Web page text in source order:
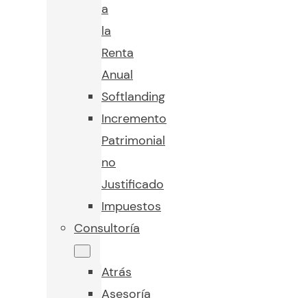
a
la
Renta
Anual
Softlanding
Incremento
Patrimonial
no
Justificado
Impuestos
Consultoría
Atrás
Asesoría